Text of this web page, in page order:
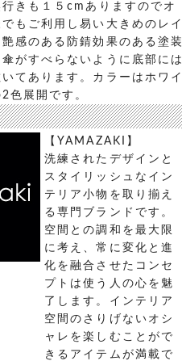
きも１５cmありますのでオ
もご利用し易い大きめのレイ
感のある防錆効果のある塗装
がすべらないように底部には
てあります。カラーはホワイ
色展開です。
【YAMAZAKI】
洗練されたデザインと
スタイリッシュなイン
テリア小物を取り揃え
る専門ブランドです。
空間との調和を最大限
に考え、常に変化と進
化を融合させたコンセ
プトは使う人の心を魅
了します。インテリア
空間のさりげないオシ
ャレを楽しむことがで
きるアイテムが満載で